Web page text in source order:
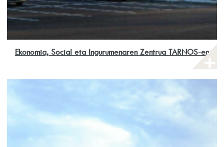
Ekonomia, Social eta Ingurumenaren Zentrua TARNOS-en